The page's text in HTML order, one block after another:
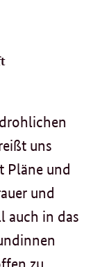
uns
Pläne und
und
auch in das